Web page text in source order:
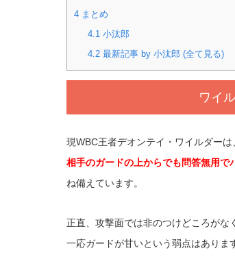
4 まとめ
4.1 小汰郎
4.2最新記事 by 小汰郎 (全て見る)
ワイ
現WBC王者デオンテイ・ワイルダーは
相手のガードの上からでも問答無用で
ね備えています。
正直、攻撃面では非のつけどころがな
一応ガードが甘いという弱点はありま